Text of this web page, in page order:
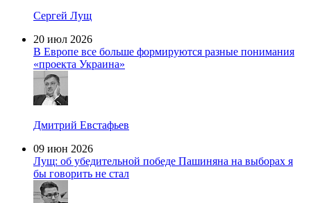
Сергей Лущ
20 июл 2026
В Европе все больше формируются разные понимания
«проекта Украина»
Дмитрий Евстафьев
09 июн 2026
Лущ: об убедительной победе Пашиняна на выборах я
бы говорить не стал